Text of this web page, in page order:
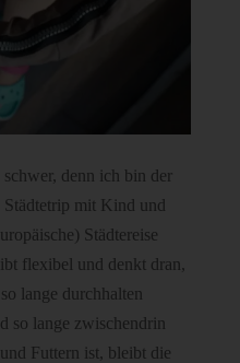
schwer, denn ich bin der
Städtetrip mit Kind und
Städtereise
flexibel und denkt dran,
lange durchhalten
so lange zwischendrin
Futtern ist, bleibt die